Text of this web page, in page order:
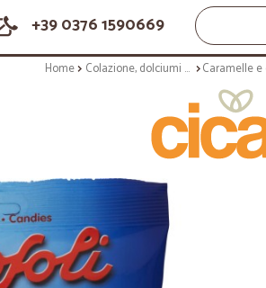
+39 0376 1590669
Home Colazione, dolciumi e snack